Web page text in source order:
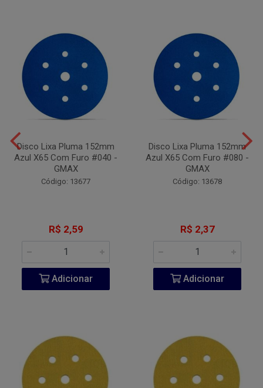
Disco Lixa Pluma 152mm
Azul X65 Com Furo #040 -
GMAX
Código: 13677
R$ 2,59
Adicionar
Disco Lixa Pluma 152mm
Azul X65 Com Furo #080 -
GMAX
Código: 13678
R$ 2,37
Adicionar